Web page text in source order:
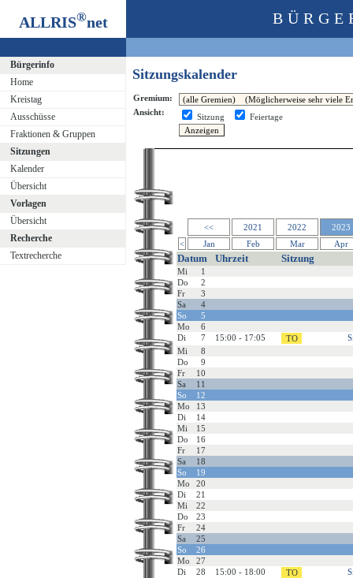
ALLRIS®net
Bürgerinfo
Home
Kreistag
Ausschüsse
Fraktionen & Gruppen
Sitzungen
Kalender
Übersicht
Vorlagen
Übersicht
Recherche
Textrecherche
Sitzungskalender
Gremium:
Ansicht:
Sitzung Feiertage
<< 2021 2022
2023
<
Jan Feb Mar Apr
Datum Uhrzeit Sitzung
Mi
1
Do
2
Fr
3
Sa
4
So
5
Mo
6
Di
7 15:00 - 17:05
Mi
8
Do
9
Fr
10
Sa
11
So
12
Mo
13
Di
14
Mi
15
Do
16
Fr
17
Sa
18
So
19
Mo
20
Di
21
Mi
22
Do
23
Fr
24
Sa
25
So
26
Mo
27
Di
28 15:00 - 18:00